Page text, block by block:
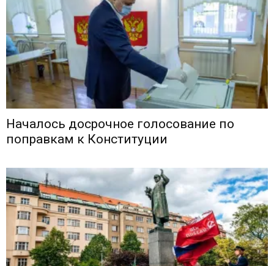
собор
Началось досрочное голосование по
поправкам к Конституции